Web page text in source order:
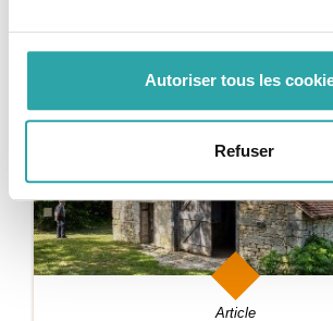
Autoriser tous les
Refuser
3 min
Article